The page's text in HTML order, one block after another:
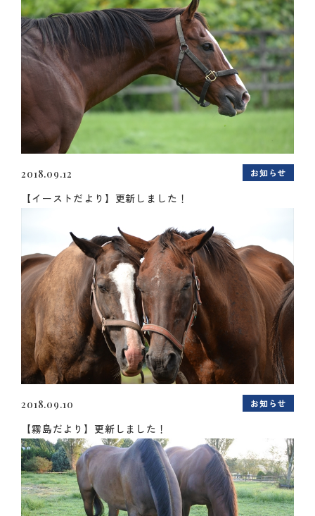
2018.09.12 お知らせ
【イーストだより】更新しました！
2018.09.10 お知らせ
【霧島だより】更新しました！